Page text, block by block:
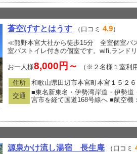
蒼空げすとはうす （口コミ 4.9）
≪熊野本宮大社から徒歩15分 全室個室
室バストイレ付きの個室です。wifi,ランド
お一人様8,000円～ （※２名様１室利
住所
和歌山県田辺市本宮町本宮１５２６
交通
■東名新東名・伊勢湾岸道・伊勢
宮市を経て国道168号線へ ■航空
源泉かけ流し湯宿 長生庵 （口コミ